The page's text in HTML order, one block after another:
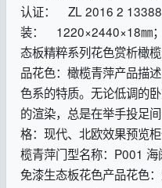
认证： ZL 2016 2
装： 1220×2440×18㎜；
态板精粹系列花色赏析橄
品花色：橄榄青萍产品描
色系的特质。无论低调的
的渲染，总是在举手投足
格：现代、北欧效果预览
榄青萍门型名称：P001
免漆生态板花色产品花色